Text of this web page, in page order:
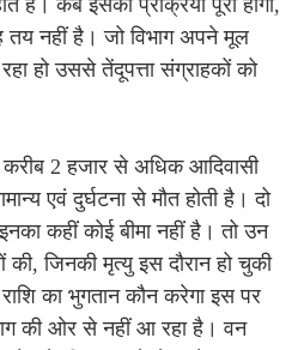
हैं। कब इसकी प्रक्रिया पूरी होगी,
तय नहीं है। जो विभाग अपने मूल
हो उससे तेंदूपत्ता संग्राहकों को
करीब 2 हजार से अधिक आदिवासी
एवं दुर्घटना से मौत होती है। दो
कहीं कोई बीमा नहीं है। तो उन
की, जिनकी मृत्यु इस दौरान हो चुकी
का भुगतान कौन करेगा इस पर
की ओर से नहीं आ रहा है। वन